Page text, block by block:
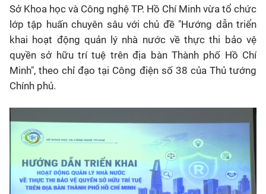
Sở Khoa học và Công nghệ TP. Hồ Chí Minh vừa tổ chức
lớp tập huấn chuyên sâu với chủ đề "Hướng dẫn triển
khai hoạt động quản lý nhà nước về thực thi bảo vệ
quyền sở hữu trí tuệ trên địa bàn Thành phố Hồ Chí
Minh", theo chỉ đạo tại Công điện số 38 của Thủ tướng
Chính phủ.